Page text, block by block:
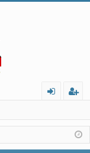
nt
ifi
ist
ra